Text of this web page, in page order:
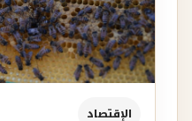
الإقتصاد